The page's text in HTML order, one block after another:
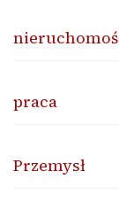
praca
Przemysł